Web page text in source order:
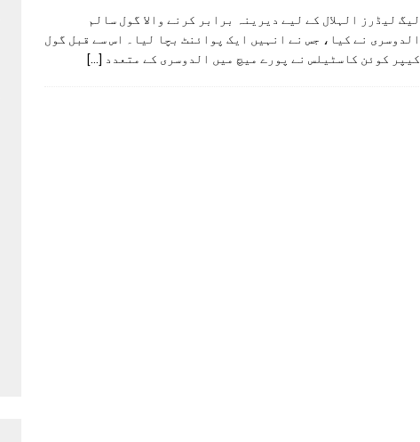
لیگ لیڈرز الہلال کے لیے دیرینہ برابر کرنے والا گول سالم
الدوسری نے کیا، جس نے انہیں ایک پوائنٹ بچا لیا۔ اس سے قبل گول
کیپر کوئن کاسٹیلس نے پورے میچ میں الدوسری کے متعدد […]